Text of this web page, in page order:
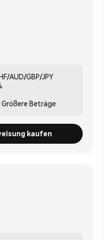
AUD/GBP/JPY
Größere Beträge
kaufen